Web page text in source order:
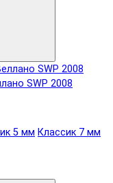
SWP 2008
5 мм Классик 7 мм